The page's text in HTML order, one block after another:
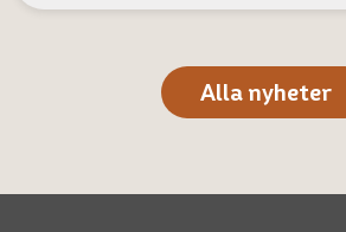
Alla nyheter